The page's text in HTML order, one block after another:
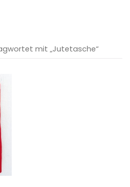
mit „Jutetasche“